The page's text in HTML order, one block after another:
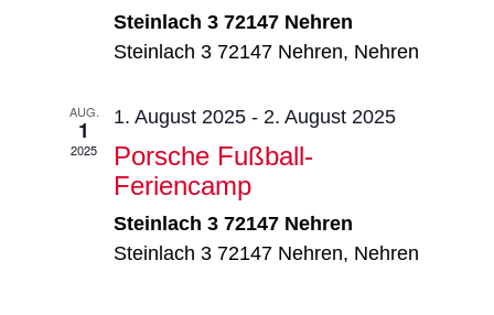
Steinlach 3 72147 Nehren
Steinlach 3 72147 Nehren, Nehren
AUG.
1
2025
1. August 2025 - 2. August 2025
Porsche Fußball-
Feriencamp
Steinlach 3 72147 Nehren
Steinlach 3 72147 Nehren, Nehren